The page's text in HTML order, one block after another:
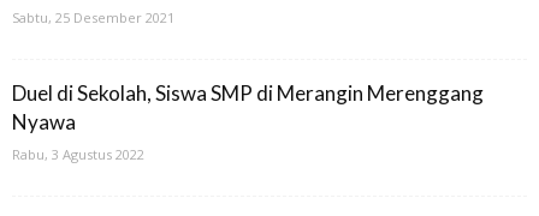
Sabtu, 25 Desember 2021
Duel di Sekolah, Siswa SMP di Merangin Merenggang
Nyawa
Rabu, 3 Agustus 2022